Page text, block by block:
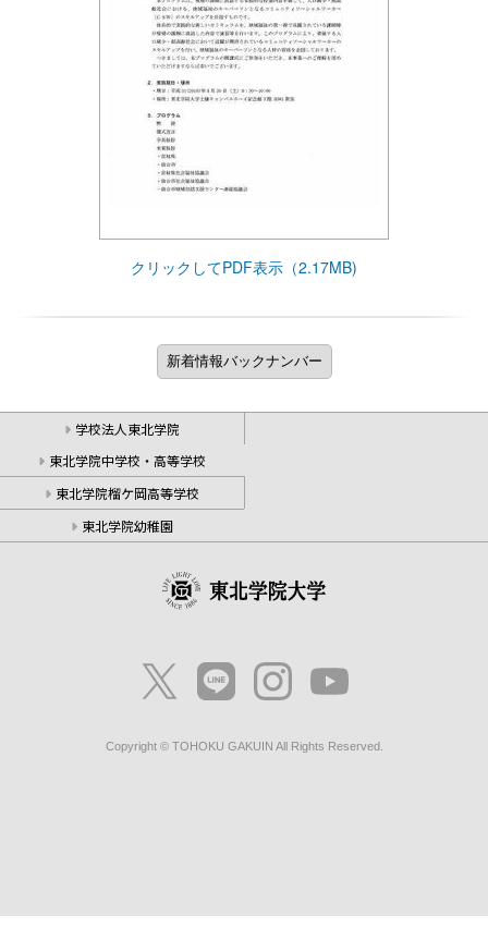
クリックしてPDF表示（2.17MB)
学校法人東北学院
東北学院中学校・高等学校
東北学院榴ケ岡高等学校
東北学院幼稚園
Copyright © TOHOKU GAKUIN All Rights Reserved.